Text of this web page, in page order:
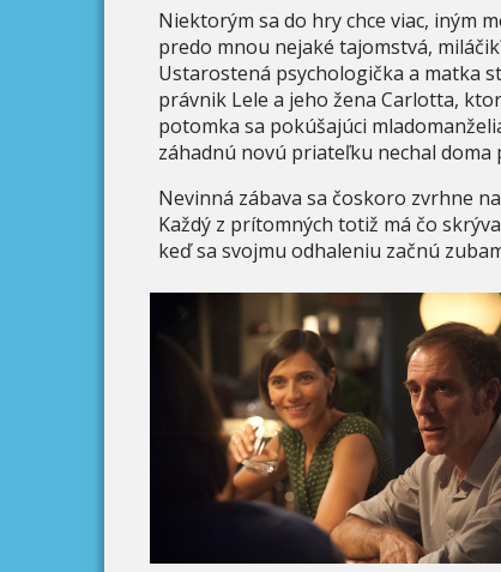
Niektorým sa do hry chce viac, iným
predo mnou nejaké tajomstvá,
Ustarostená psychologička a matka
právnik Lele a jeho žena Carlotta,
potomka sa pokúšajúci
záhadnú novú priateľku nechal doma
Nevinná zábava sa čoskoro zvrhne
Každý z prítomných totiž má čo
keď sa svojmu odhaleniu začnú